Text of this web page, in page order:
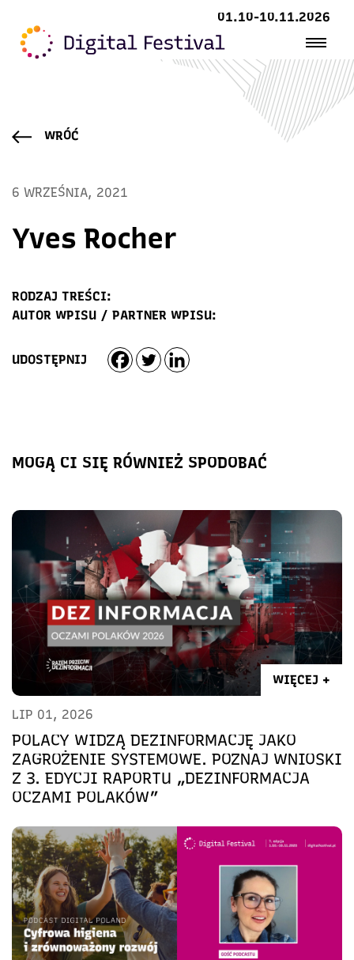
01.10-10.11.2026
WRÓĆ
6 WRZEŚNIA, 2021
Yves Rocher
RODZAJ TREŚCI:
AUTOR WPISU / PARTNER WPISU:
UDOSTĘPNIJ
MOGĄ CI SIĘ RÓWNIEŻ SPODOBAĆ
WIĘCEJ +
LIP 01, 2026
POLACY WIDZĄ DEZINFORMACJĘ JAKO
ZAGROŻENIE SYSTEMOWE. POZNAJ WNIOSKI
Z 3. EDYCJI RAPORTU „DEZINFORMACJA
OCZAMI POLAKÓW”